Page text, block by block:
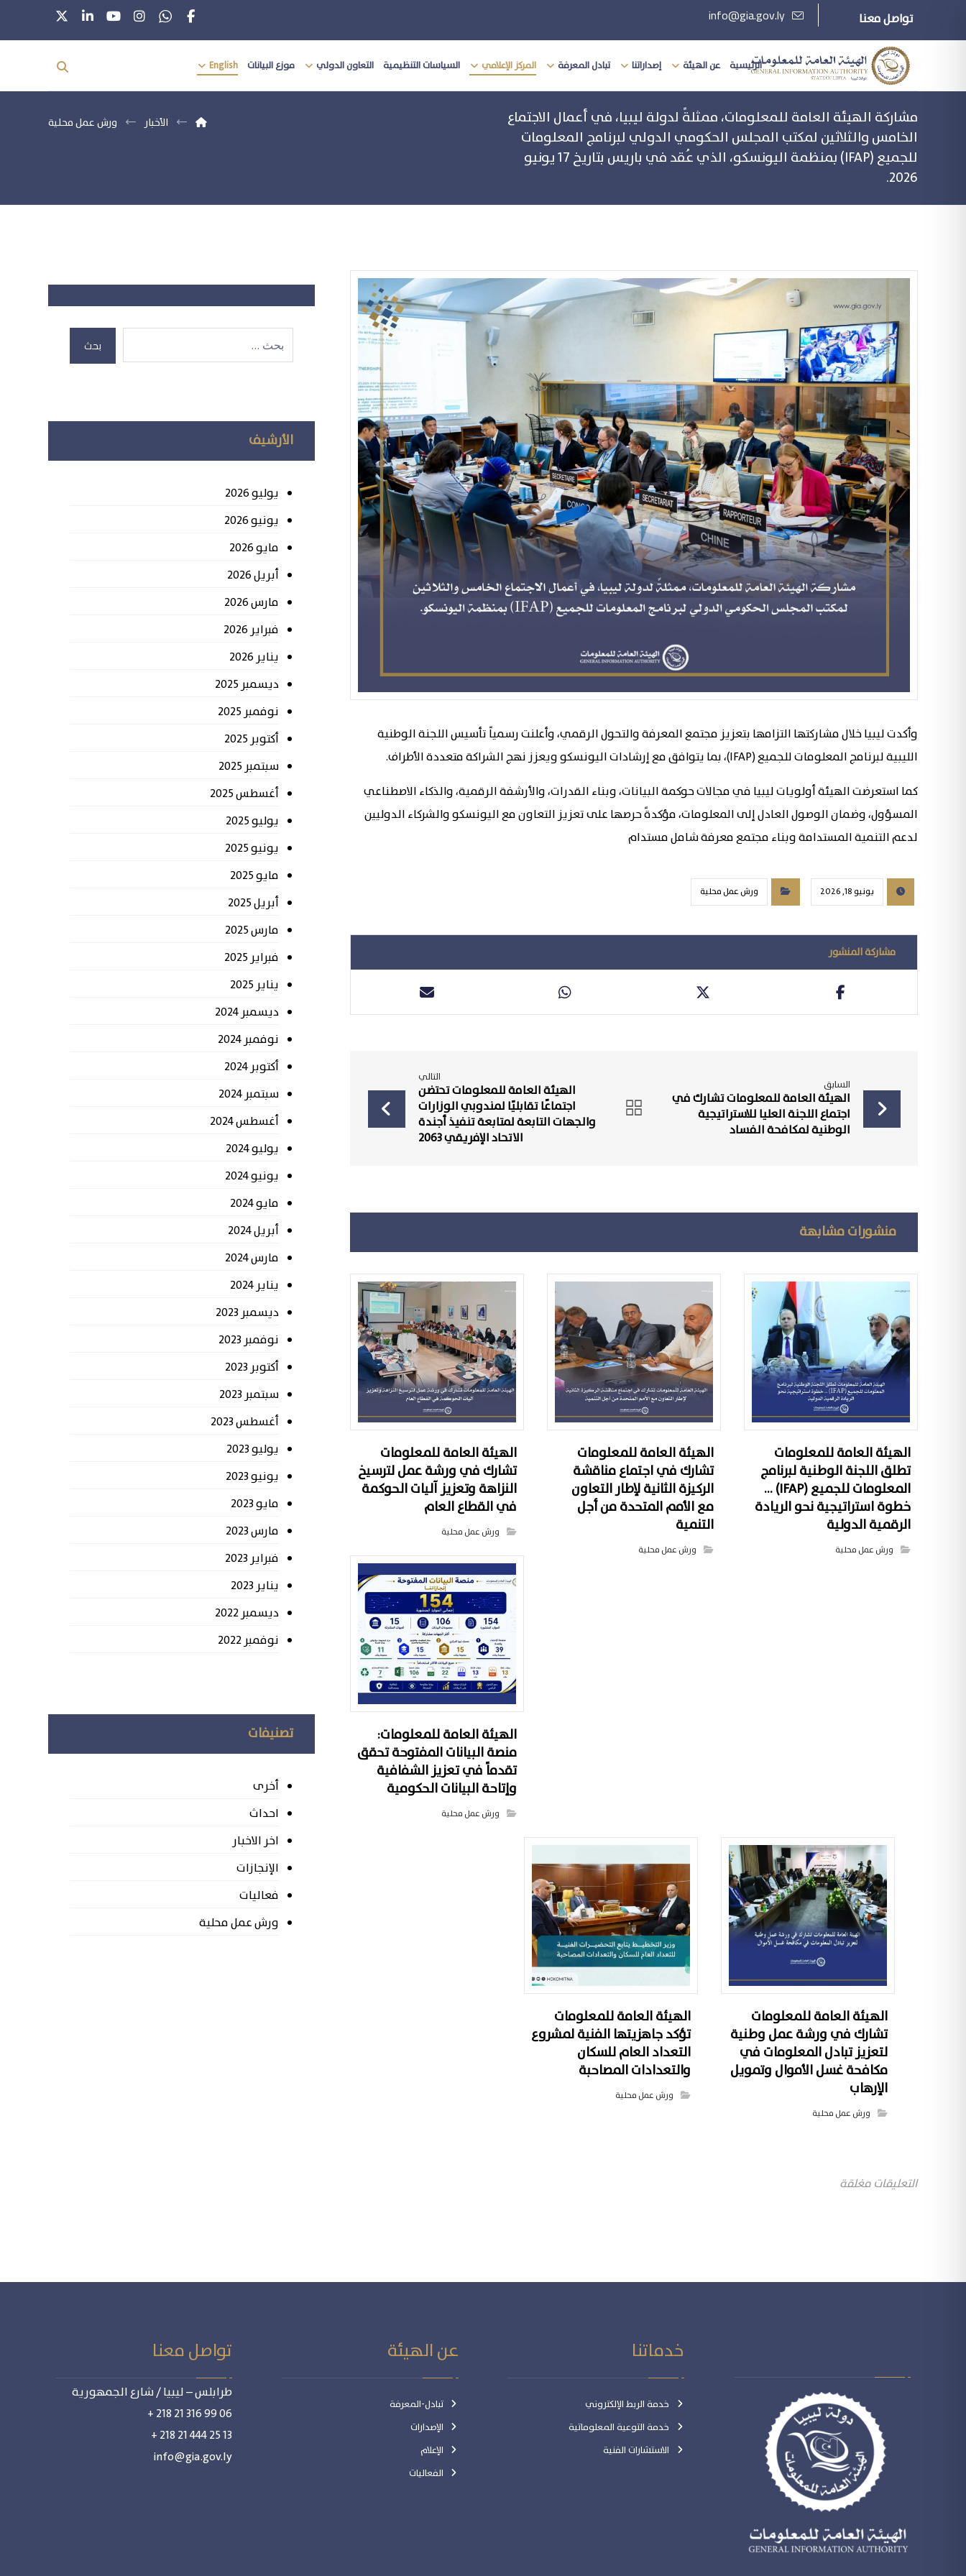
تواصل معنا info@gia.gov.ly
الرئيسية عن الهيئة إصداراتنا تبادل المعرفة المركز الإعلامي السياسات التنظيمية التعاون الدولي موزع البيانات English
مشاركة الهيئة العامة للمعلومات، ممثلةً لدولة ليبيا، في أعمال الاجتماع
الخامس والثلاثين لمكتب المجلس الحكومي الدولي لبرنامج المعلومات
للجميع (IFAP) بمنظمة اليونسكو، الذي عُقد في باريس بتاريخ 17 يونيو
2026.
الأخبار ورش عمل محلية
وأكدت ليبيا خلال مشاركتها التزامها بتعزيز مجتمع المعرفة والتحول الرقمي، وأعلنت رسمياً تأسيس اللجنة الوطنية
الليبية لبرنامج المعلومات للجميع (IFAP)، بما يتوافق مع إرشادات اليونسكو ويعزز نهج الشراكة متعددة الأطراف.
كما استعرضت الهيئة أولويات ليبيا في مجالات حوكمة البيانات، وبناء القدرات، والأرشفة الرقمية، والذكاء الاصطناعي
المسؤول، وضمان الوصول العادل إلى المعلومات، مؤكدةً حرصها على تعزيز التعاون مع اليونسكو والشركاء الدوليين
لدعم التنمية المستدامة وبناء مجتمع معرفة شامل مستدام
يونيو 18, 2026 ورش عمل محلية
السابق
الهيئة العامة للمعلومات تشارك في
اجتماع اللجنة العليا للاستراتيجية
الوطنية لمكافحة الفساد
التالي
الهيئة العامة للمعلومات تحتضن
اجتماعًا تقابليًا لمندوبي الوزارات
والجهات التابعة لمتابعة تنفيذ أجندة
الاتحاد الإفريقي 2063
منشورات مشابهة
الهيئة العامة للمعلومات
تطلق اللجنة الوطنية لبرنامج
المعلومات للجميع (IFAP) …
خطوة استراتيجية نحو الريادة
الرقمية الدولية
ورش عمل محلية
الهيئة العامة للمعلومات
تشارك في اجتماع مناقشة
الركيزة الثانية لإطار التعاون
مع الأمم المتحدة من أجل
التنمية
ورش عمل محلية
الهيئة العامة للمعلومات
تشارك في ورشة عمل لترسيخ
النزاهة وتعزيز آليات الحوكمة
في القطاع العام
ورش عمل محلية
الهيئة العامة للمعلومات:
منصة البيانات المفتوحة تحقق
تقدماً في تعزيز الشفافية
وإتاحة البيانات الحكومية
ورش عمل محلية
الهيئة العامة للمعلومات
تشارك في ورشة عمل وطنية
لتعزيز تبادل المعلومات في
مكافحة غسل الأموال وتمويل
الإرهاب
ورش عمل محلية
الهيئة العامة للمعلومات
تؤكد جاهزيتها الفنية لمشروع
التعداد العام للسكان
والتعدادات المصاحبة
ورش عمل محلية
التعليقات مغلقة
بحث
الأرشيف
يوليو 2026
يونيو 2026
مايو 2026
أبريل 2026
مارس 2026
فبراير 2026
يناير 2026
ديسمبر 2025
نوفمبر 2025
أكتوبر 2025
سبتمبر 2025
أغسطس 2025
يوليو 2025
يونيو 2025
مايو 2025
أبريل 2025
مارس 2025
فبراير 2025
يناير 2025
ديسمبر 2024
نوفمبر 2024
أكتوبر 2024
سبتمبر 2024
أغسطس 2024
يوليو 2024
يونيو 2024
مايو 2024
أبريل 2024
مارس 2024
يناير 2024
ديسمبر 2023
نوفمبر 2023
أكتوبر 2023
سبتمبر 2023
أغسطس 2023
يوليو 2023
يونيو 2023
مايو 2023
مارس 2023
فبراير 2023
يناير 2023
ديسمبر 2022
نوفمبر 2022
تصنيفات
أخرى
احداث
اخر الاخبار
الإنجازات
فعاليات
ورش عمل محلية
خدماتنا
خدمة الربط الإلكتروني
خدمة التوعية المعلوماتية
الاستشارات الفنية
عن الهيئة
تبادل-المعرفة
الإصدارات
الإعلام
الفعاليات
تواصل معنا
طرابلس – ليبيا / شارع الجمهورية
06 99 316 21 218 +
13 25 444 21 218 +
info@gia.gov.ly